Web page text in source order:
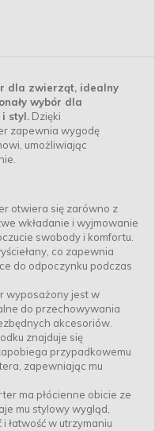
dla zwierząt, idealny
wybór dla
i styl. Dzięki
zapewnia wygodę
umożliwiając
otwiera się zarówno z
wkładanie i wyjmowanie
swobody i komfortu.
co zapewnia
do odpoczynku podczas
wyposażony jest w
do przechowywania
akcesoriów.
znajduje się
przypadkowemu
zapewniając mu
ma płócienne obicie ze
mu stylowy wygląd,
łatwość w utrzymaniu